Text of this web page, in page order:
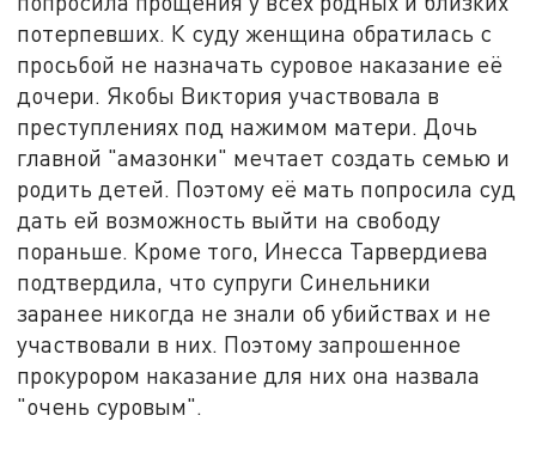
потерпевших. К суду женщина обратилась с
просьбой не назначать суровое наказание её
дочери. Якобы Виктория участвовала в
преступлениях под нажимом матери. Дочь
главной "амазонки" мечтает создать семью и
родить детей. Поэтому её мать попросила суд
дать ей возможность выйти на свободу
пораньше. Кроме того, Инесса Тарвердиева
подтвердила, что супруги Синельники
заранее никогда не знали об убийствах и не
участвовали в них. Поэтому запрошенное
прокурором наказание для них она назвала
"очень суровым".